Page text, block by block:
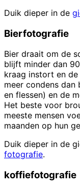
Duik dieper in de
Bierfotografie
Bier draait om de
blijft minder dan
kraag instort en
meer condens
en flessen) en de
Het beste voor
meeste mensen
maanden op hun
Duik dieper in de
fotografie.
koffiefotografie